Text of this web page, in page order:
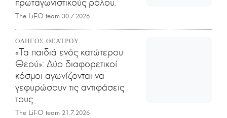
The LiFO team 30.7.2026
ΟΔΗΓΟΣ ΘΕΑΤΡΟΥ
«Τα παιδιά ενός κατώτερου
Θεού»: Δύο διαφορετικοί
κόσμοι αγωνίζονται να
γεφυρώσουν τις αντιφάσεις
τους
The LiFO team 21.7.2026